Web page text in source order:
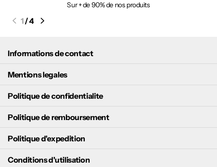
Sur + de 90% de nos produits
1/4
Informations de contact
Mentions legales
Politique de confidentialite
Politique de remboursement
Politique d'expedition
Conditions d'utilisation